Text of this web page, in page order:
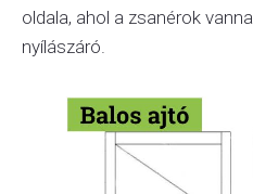
oldala, ahol a zsanérok
nyílászáró.